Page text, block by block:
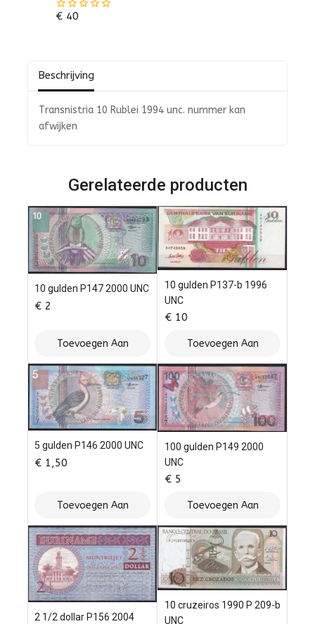
0
€40
Beschrijving
Transnistria 10 Rublei 1994 unc. nummer kan
afwijken
Gerelateerde producten
10 gulden P147 2000 UNC
€ 2
Toevoegen Aan
Winkelwagen
10 gulden P137-b 1996
UNC
€ 10
Toevoegen Aan
Winkelwagen
5 gulden P146 2000 UNC
€ 1,50
Toevoegen Aan
Winkelwagen
100 gulden P149 2000
UNC
€ 5
Toevoegen Aan
Winkelwagen
2 1/2 dollar P156 2004
10 cruzeiros 1990 P 209-b
UNC